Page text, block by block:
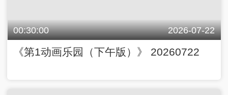
00:30:00 2026-07-22
《第1动画乐园（下午版）》 20260722